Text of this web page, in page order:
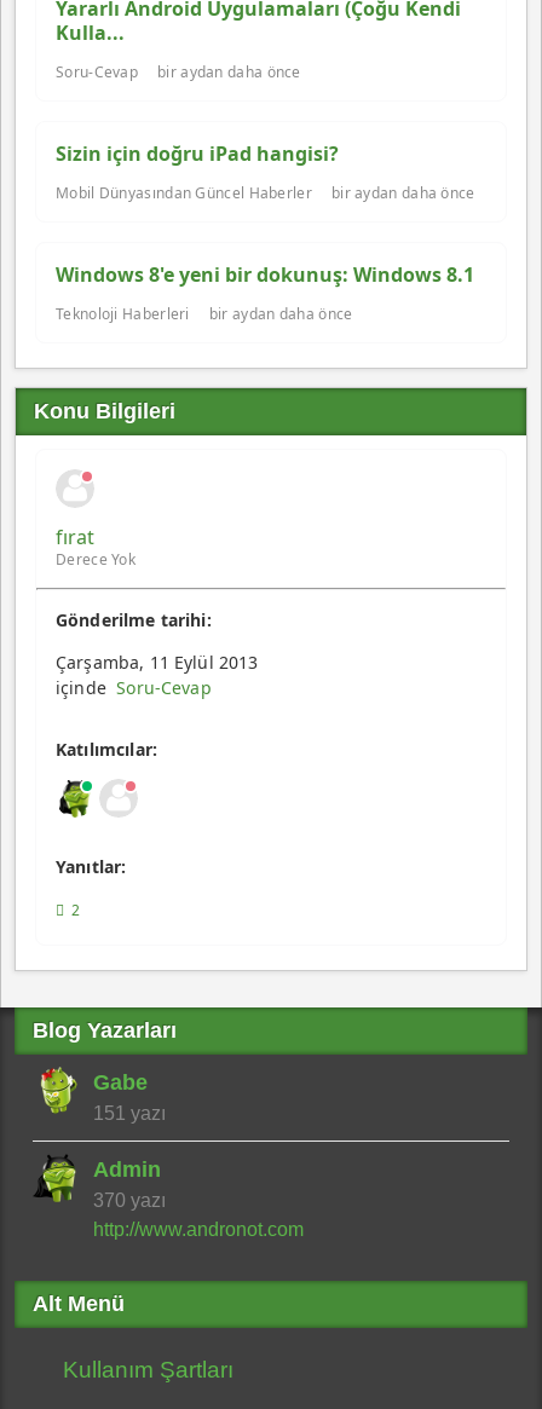
Yararlı Android Uygulamaları (Çoğu Kendi
Kulla...
Soru-Cevap bir aydan daha önce
Sizin için doğru iPad hangisi?
Mobil Dünyasından Güncel Haberler bir aydan daha önce
Windows 8'e yeni bir dokunuş: Windows 8.1
Teknoloji Haberleri bir aydan daha önce
Konu Bilgileri
fırat
Derece Yok
Gönderilme tarihi:
Çarşamba, 11 Eylül 2013
içindeSoru-Cevap
Katılımcılar:
Yanıtlar:
2
Blog Yazarları
Gabe
151 yazı
Admin
370 yazı
http://www.andronot.com
Alt Menü
Kullanım Şartları